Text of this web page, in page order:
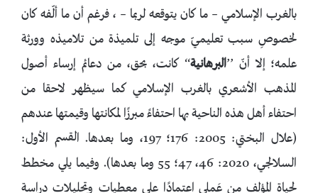
بالغرب الإسلامي – ما كان يتوقعه لربما – ، فرغم أن ما ألّفه كان
لخصوصِ سبب تعليميّ موجه إلى تلميذة من تلاميذه وورثة
علمه؛ إلا أنّ ’’البرهانية‘‘ كانت، بحق، من دعائم إرساء أصول
المذهب الأشعري بالغرب الإسلامي كما سيظهر لاحقا من
احتفاء أهل هذه الناحية بها احتفاءً مبرزًا لمكانتها وقيمتها عندهم
(علال البختي: 2005: 176؛ 197، وما بعدها. القسم الأول:
السلالجي، 2020: 46، 47؛ 55 وما بعدها). وفيما يلي مخطط
لحياة المؤلف من عَملي اعتمادًا على معطيات وتحليلات دراسة